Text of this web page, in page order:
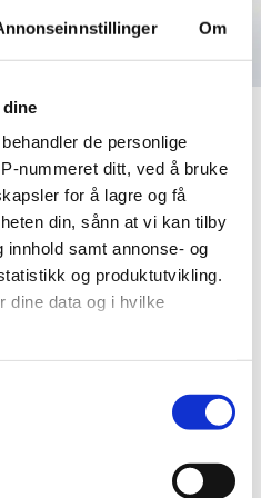
Om
behandler de personlige
nummeret ditt, ved å bruke
for å lagre og få
din, sånn at vi kan tilby
innhold samt annonse- og
og produktutvikling.
dine data og i hvilke
om den geografiske
ved å aktivt skanne den
jeg selv elsker og har selv
er jo en liten storby (i følge
de andre kule byene har?
er Emm K. en liten bedrift
og kanskje de kuleste
å se hva de neste 5
you all
French Beret – Space
Blue
kr 349,00
Kjøp nå!